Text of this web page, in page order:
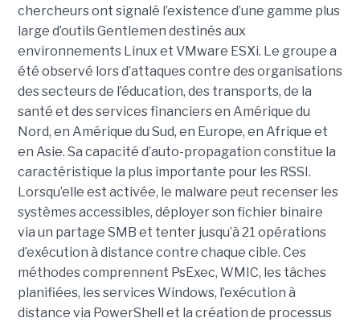
chercheurs ont signalé l’existence d’une gamme plus
large d’outils Gentlemen destinés aux
environnements Linux et VMware ESXi. Le groupe a
été observé lors d’attaques contre des organisations
des secteurs de l’éducation, des transports, de la
santé et des services financiers en Amérique du
Nord, en Amérique du Sud, en Europe, en Afrique et
en Asie. Sa capacité d’auto-propagation constitue la
caractéristique la plus importante pour les RSSI.
Lorsqu’elle est activée, le malware peut recenser les
systèmes accessibles, déployer son fichier binaire
via un partage SMB et tenter jusqu’à 21 opérations
d’exécution à distance contre chaque cible. Ces
méthodes comprennent PsExec, WMIC, les tâches
planifiées, les services Windows, l’exécution à
distance via PowerShell et la création de processus